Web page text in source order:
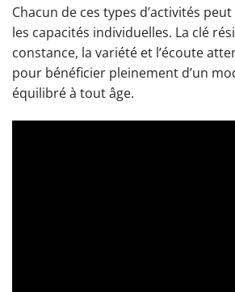
Chacun de ces types d’activités
les capacités individuelles. La clé
constance, la variété et l’écoute
pour bénéficier pleinement d’un
équilibré à tout âge.